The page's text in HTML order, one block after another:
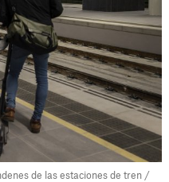
de las estaciones de tren /